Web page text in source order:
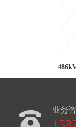
业务